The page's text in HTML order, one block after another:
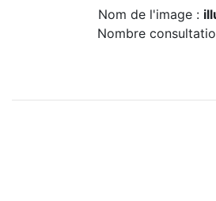
Nom de l'image :
Nombre